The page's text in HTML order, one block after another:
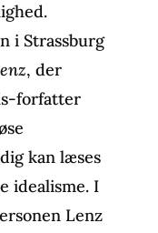
i Strassburg
, der
forfatter
kan læses
idealisme. I
Lenz